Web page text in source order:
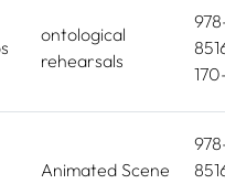
ontological
rehearsals
Animated Scene